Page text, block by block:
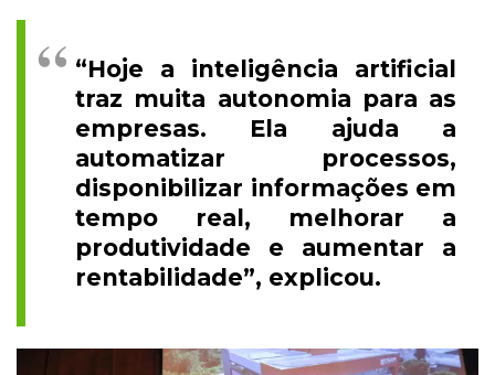
“Hoje a inteligência artificial
traz muita autonomia para as
empresas. Ela ajuda a
automatizar processos,
disponibilizar informações em
tempo real, melhorar a
produtividade e aumentar a
rentabilidade”, explicou.